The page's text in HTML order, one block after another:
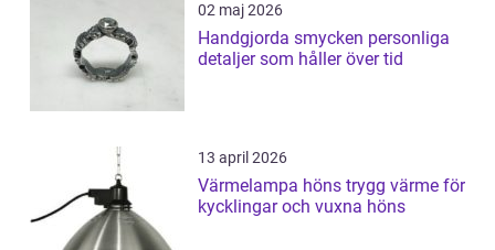
02 maj 2026
Handgjorda smycken personliga
detaljer som håller över tid
13 april 2026
Värmelampa höns trygg värme för
kycklingar och vuxna höns